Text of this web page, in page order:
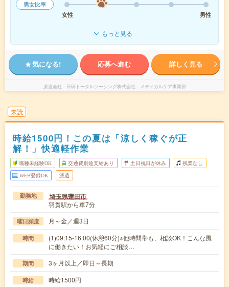
男女比率
女性
男性
もっと見る
気になる! 応募へ進む 詳しく見る
派遣会社 日研トータルソーシング株式会社 メディカルケア事業部
未読
時給1500円！この夏は「涼しく稼ぐが正
解！」快適軽作業
職種未経験OK 交通費別途支給あり 土日祝日が休み 残業なし
WEB登録OK 派遣
勤務地 埼玉県蓮田市
羽貫駅から車7分
曜日頻度 月～金／週3日
時間
(1)09:15-16:00(休憩60分)※他時間帯も、相談OK！こんな風
に働きたい！お気軽にご相談…
期間 3ヶ月以上／即日～長期
時給 時給1500円